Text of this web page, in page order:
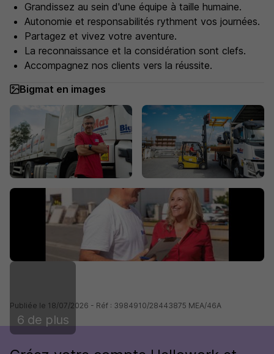
Grandissez au sein d'une équipe à taille humaine.
Autonomie et responsabilités rythment vos journées.
Partagez et vivez votre aventure.
La reconnaissance et la considération sont clefs.
Accompagnez nos clients vers la réussite.
Bigmat en images
6 de plus
Publiée le 18/07/2026 - Réf : 3984910/28443875 MEA/46A